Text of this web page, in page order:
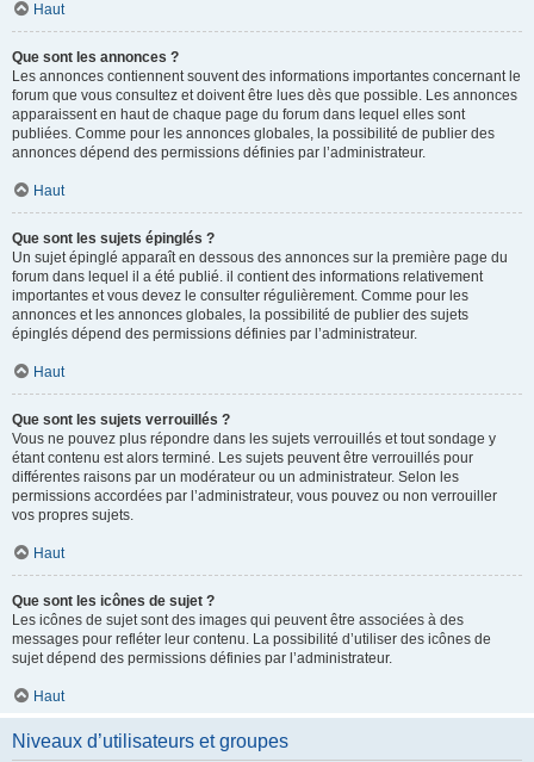
Haut
Que sont les annonces ?
Les annonces contiennent souvent des informations importantes concernant le
forum que vous consultez et doivent être lues dès que possible. Les annonces
apparaissent en haut de chaque page du forum dans lequel elles sont
publiées. Comme pour les annonces globales, la possibilité de publier des
annonces dépend des permissions définies par l’administrateur.
Haut
Que sont les sujets épinglés ?
Un sujet épinglé apparaît en dessous des annonces sur la première page du
forum dans lequel il a été publié. il contient des informations relativement
importantes et vous devez le consulter régulièrement. Comme pour les
annonces et les annonces globales, la possibilité de publier des sujets
épinglés dépend des permissions définies par l’administrateur.
Haut
Que sont les sujets verrouillés ?
Vous ne pouvez plus répondre dans les sujets verrouillés et tout sondage y
étant contenu est alors terminé. Les sujets peuvent être verrouillés pour
différentes raisons par un modérateur ou un administrateur. Selon les
permissions accordées par l’administrateur, vous pouvez ou non verrouiller
vos propres sujets.
Haut
Que sont les icônes de sujet ?
Les icônes de sujet sont des images qui peuvent être associées à des
messages pour refléter leur contenu. La possibilité d’utiliser des icônes de
sujet dépend des permissions définies par l’administrateur.
Haut
Niveaux d’utilisateurs et groupes